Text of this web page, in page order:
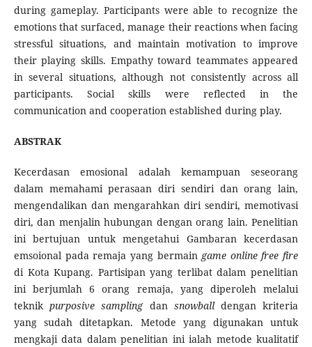
during gameplay. Participants were able to recognize the
emotions that surfaced, manage their reactions when facing
stressful situations, and maintain motivation to improve
their playing skills. Empathy toward teammates appeared
in several situations, although not consistently across all
participants. Social skills were reflected in the
communication and cooperation established during play.
ABSTRAK
Kecerdasan emosional adalah kemampuan seseorang
dalam memahami perasaan diri sendiri dan orang lain,
mengendalikan dan mengarahkan diri sendiri, memotivasi
diri, dan menjalin hubungan dengan orang lain. Penelitian
ini bertujuan untuk mengetahui Gambaran kecerdasan
emsoional pada remaja yang bermaingame online free fire
di Kota Kupang. Partisipan yang terlibat dalam penelitian
ini berjumlah 6 orang remaja, yang diperoleh melalui
teknikpurposive sampling dan snowball dengan kriteria
yang sudah ditetapkan. Metode yang digunakan untuk
mengkaji data dalam penelitian ini ialah metode kualitatif